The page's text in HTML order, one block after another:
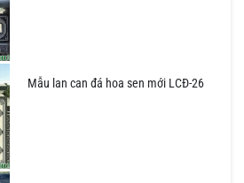
Mẫu lan can đá hoa sen mới LCĐ-26